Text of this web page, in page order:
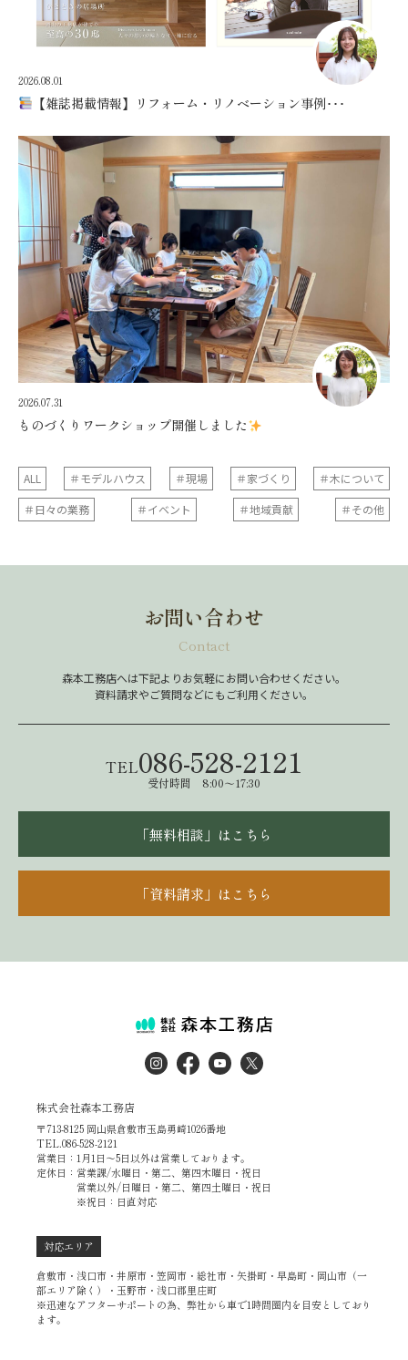
2026.08.01
【雑誌掲載情報】リフォーム・リノベーション事例･･･
2026.07.31
ものづくりワークショップ開催しました
ALL ＃モデルハウス ＃現場 ＃家づくり
＃木について
＃日々の業務
＃イベント ＃地域貢献 ＃その他
お問い合わせ
Contact
森本工務店へは下記よりお気軽にお問い合わせください。
資料請求やご質問などにもご利用ください。
TEL086-528-2121
受付時間 8:00～17:30
「無料相談」はこちら
「資料請求」はこちら
株式会社森本工務店
〒713-8125 岡山県倉敷市玉島勇崎1026番地
TEL.086-528-2121
営業日：1月1日～5日以外は営業しております。
定休日：営業課/水曜日・第二、第四木曜日・祝日
営業以外/日曜日・第二、第四土曜日・祝日
※祝日：日直対応
対応エリア
倉敷市・浅口市・井原市・笠岡市・総社市・矢掛町・早島町・岡山市（一
部エリア除く）・玉野市・浅口郡里庄町
※迅速なアフターサポートの為、弊社から車で1時間圏内を目安としており
ます。